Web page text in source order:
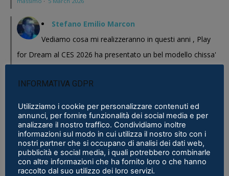
Stefano Emilio Marcon
Vediamo cosa mi realizzeranno in questi anni , Play
for Dream al CES 2026 ha presentato un bel modello chissa'
sostanza i prodotti cinesi...
Quest - VR ITALIA ·25 February 2026
Fabio
Se fosse disponibile lo prenderei al volo
Samsung Galaxy XR è realtà, ma ne avevamo bisogno?
INFORMATIVA GDPR
Utilizziamo i cookie per personalizzare contenuti ed
annunci, per fornire funzionalità dei social media e per
analizzare il nostro traffico. Condividiamo inoltre
informazioni sul modo in cui utilizza il nostro sito con i
nostri partner che si occupano di analisi dei dati web,
pubblicità e social media, i quali potrebbero combinarle
con altre informazioni che ha fornito loro o che hanno
raccolto dal suo utilizzo dei loro servizi.